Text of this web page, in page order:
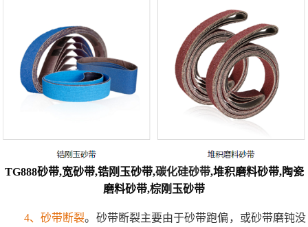
TG888砂带,宽砂带,锆刚玉砂带,碳化硅砂带,堆积磨料砂带,陶瓷
磨料砂带,棕刚玉砂带
4、砂带断裂。砂带断裂主要由于砂带跑偏，或砂带磨钝没